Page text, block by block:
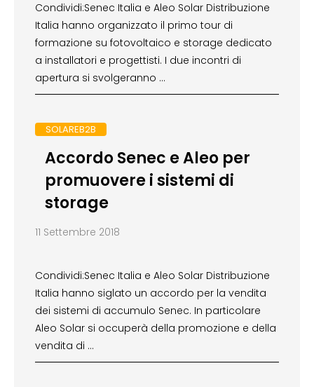
Condividi:Senec Italia e Aleo Solar Distribuzione
Italia hanno organizzato il primo tour di
formazione su fotovoltaico e storage dedicato
a installatori e progettisti. I due incontri di
apertura si svolgeranno …
SOLAREB2B
Accordo Senec e Aleo per
promuovere i sistemi di
storage
11 Settembre 2018
Condividi:Senec Italia e Aleo Solar Distribuzione
Italia hanno siglato un accordo per la vendita
dei sistemi di accumulo Senec. In particolare
Aleo Solar si occuperà della promozione e della
vendita di …